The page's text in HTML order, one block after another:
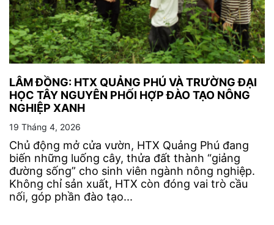
LÂM ĐỒNG: HTX QUẢNG PHÚ VÀ TRƯỜNG ĐẠI
HỌC TÂY NGUYÊN PHỐI HỢP ĐÀO TẠO NÔNG
NGHIỆP XANH
19 Tháng 4, 2026
Chủ động mở cửa vườn, HTX Quảng Phú đang
biến những luống cây, thửa đất thành “giảng
đường sống” cho sinh viên ngành nông nghiệp.
Không chỉ sản xuất, HTX còn đóng vai trò cầu
nối, góp phần đào tạo...